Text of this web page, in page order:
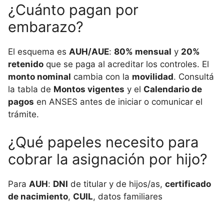
¿Cuánto pagan por
embarazo?
El esquema es AUH/AUE: 80% mensual y 20%
retenido que se paga al acreditar los controles. El
monto nominal cambia con la movilidad. Consultá
la tabla de Montos vigentes y el Calendario de
pagos en ANSES antes de iniciar o comunicar el
trámite.
¿Qué papeles necesito para
cobrar la asignación por hijo?
Para AUH: DNI de titular y de hijos/as, certificado
de nacimiento, CUIL, datos familiares